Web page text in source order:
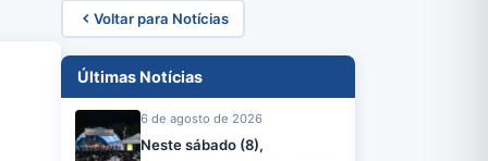
Voltar para Notícias
Últimas Notícias
6 de agosto de 2026
Neste sábado (8),